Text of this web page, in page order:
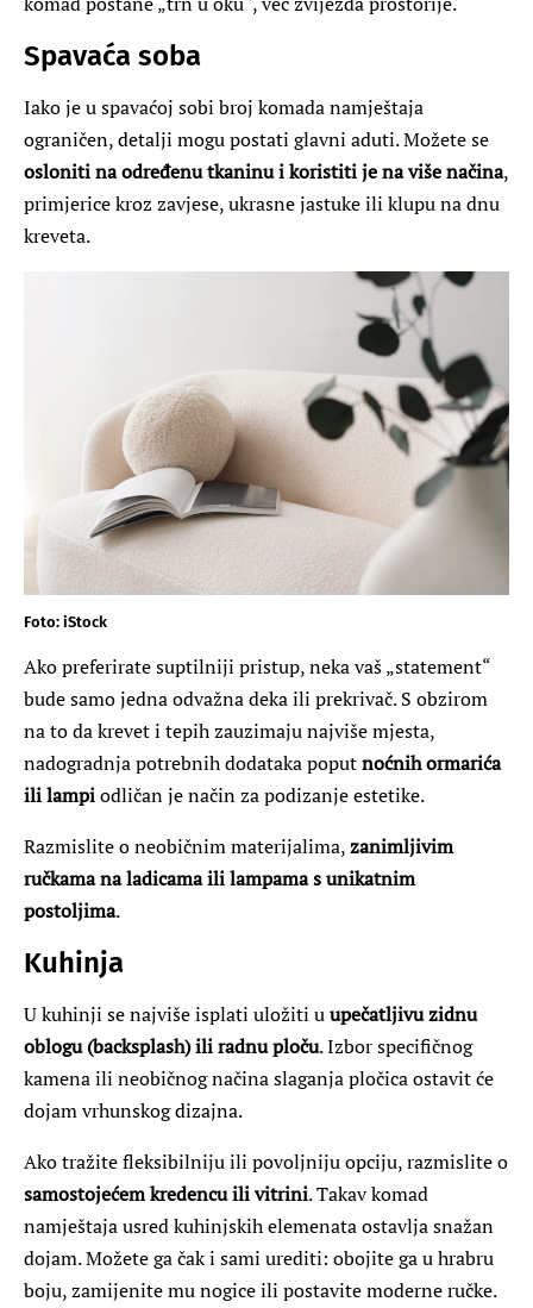
Spavaća soba
Iako je u spavaćoj sobi broj komada namještaja
ograničen, detalji mogu postati glavni aduti. Možete se
osloniti na određenu tkaninu i koristiti je na više načina,
primjerice kroz zavjese, ukrasne jastuke ili klupu na dnu
kreveta.
Foto: iStock
Ako preferirate suptilniji pristup, neka vaš „statement“
bude samo jedna odvažna deka ili prekrivač. S obzirom
na to da krevet i tepih zauzimaju najviše mjesta,
nadogradnja potrebnih dodataka poputnoćnih ormarića
ili lampiodličan je način za podizanje estetike.
Razmislite o neobičnim materijalima,zanimljivim
ručkama na ladicama ili lampama s unikatnim
postoljima.
Kuhinja
U kuhinji se najviše isplati uložiti uupečatljivu zidnu
oblogu (backsplash) ili radnu ploču. Izbor specifičnog
kamena ili neobičnog načina slaganja pločica ostavit će
dojam vrhunskog dizajna.
Ako tražite fleksibilniju ili povoljniju opciju, razmislite o
samostojećem kredencu ili vitrini. Takav komad
namještaja usred kuhinjskih elemenata ostavlja snažan
dojam. Možete ga čak i sami urediti: obojite ga u hrabru
boju, zamijenite mu nogice ili postavite moderne ručke.